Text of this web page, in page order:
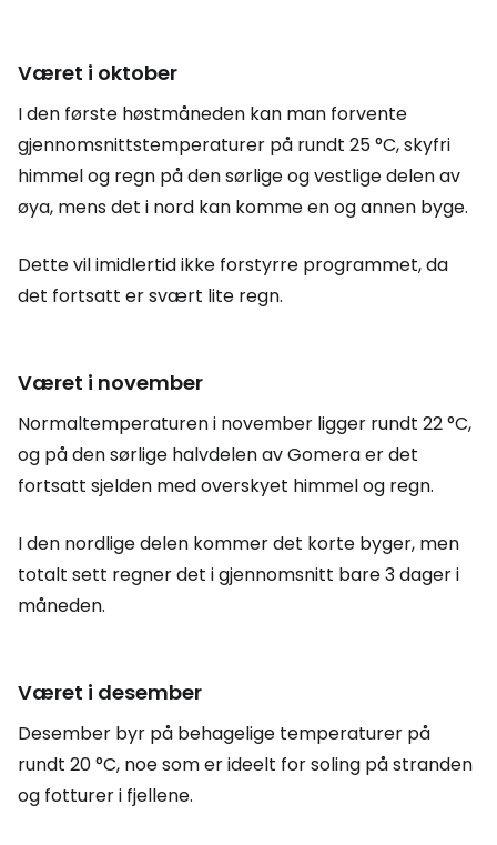
Været i oktober
I den første høstmåneden kan man forvente
gjennomsnittstemperaturer på rundt 25 °C, skyfri
himmel og regn på den sørlige og vestlige delen av
øya, mens det i nord kan komme en og annen byge.
Dette vil imidlertid ikke forstyrre programmet, da
det fortsatt er svært lite regn.
Været i november
Normaltemperaturen i november ligger rundt 22 °C,
og på den sørlige halvdelen av Gomera er det
fortsatt sjelden med overskyet himmel og regn.
I den nordlige delen kommer det korte byger, men
totalt sett regner det i gjennomsnitt bare 3 dager i
måneden.
Været i desember
Desember byr på behagelige temperaturer på
rundt 20 °C, noe som er ideelt for soling på stranden
og fotturer i fjellene.